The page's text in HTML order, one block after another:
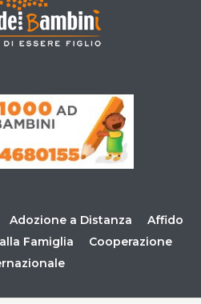
Adozione a Distanza
Affido
Famiglia
Cooperazione